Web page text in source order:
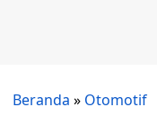
Beranda » Otomotif